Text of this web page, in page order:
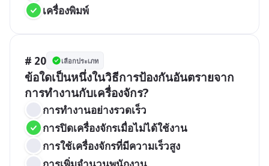
เครื่องพิมพ์
# 20 เลือกประเภท
ข้อใดเป็นหนึ่งในวิธีการป้องกันอันตรายจาก
การทำงานกับเครื่องจักร?
การทำงานอย่างรวดเร็ว
การปิดเครื่องจักรเมื่อไม่ได้ใช้งาน
การใช้เครื่องจักรที่มีความเร็วสูง